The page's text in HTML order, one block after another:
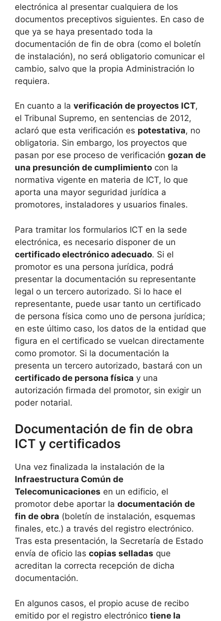
electrónica al presentar cualquiera de los
documentos preceptivos siguientes. En caso de
que ya se haya presentado toda la
documentación de fin de obra (como el boletín
de instalación), no será obligatorio comunicar el
cambio, salvo que la propia Administración lo
requiera.
En cuanto a la verificación de proyectos ICT,
el Tribunal Supremo, en sentencias de 2012,
aclaró que esta verificación es potestativa, no
obligatoria. Sin embargo, los proyectos que
pasan por ese proceso de verificación gozan de
una presunción de cumplimiento con la
normativa vigente en materia de ICT, lo que
aporta una mayor seguridad jurídica a
promotores, instaladores y usuarios finales.
Para tramitar los formularios ICT en la sede
electrónica, es necesario disponer de un
certificado electrónico adecuado. Si el
promotor es una persona jurídica, podrá
presentar la documentación su representante
legal o un tercero autorizado. Si lo hace el
representante, puede usar tanto un certificado
de persona física como uno de persona jurídica;
en este último caso, los datos de la entidad que
figura en el certificado se vuelcan directamente
como promotor. Si la documentación la
presenta un tercero autorizado, bastará con un
certificado de persona física y una
autorización firmada del promotor, sin exigir un
poder notarial.
Documentación de fin de obra
ICT y certificados
Una vez finalizada la instalación de la
Infraestructura Común de
Telecomunicaciones en un edificio, el
promotor debe aportar la documentación de
fin de obra (boletín de instalación, esquemas
finales, etc.) a través del registro electrónico.
Tras esta presentación, la Secretaría de Estado
envía de oficio las copias selladas que
acreditan la correcta recepción de dicha
documentación.
En algunos casos, el propio acuse de recibo
emitido por el registro electrónico tiene la